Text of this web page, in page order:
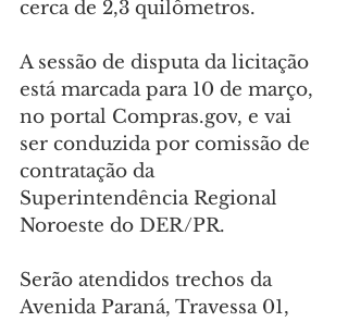
cerca de 2,3 quilômetros.
A sessão de disputa da licitação
está marcada para 10 de março,
no portal Compras.gov, e vai
ser conduzida por comissão de
contratação da
Superintendência Regional
Noroeste do DER/PR.
Serão atendidos trechos da
Avenida Paraná, Travessa 01,